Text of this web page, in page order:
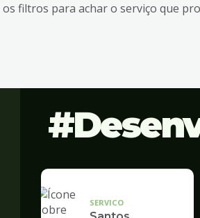
os filtros para achar o serviço que
SERVICO